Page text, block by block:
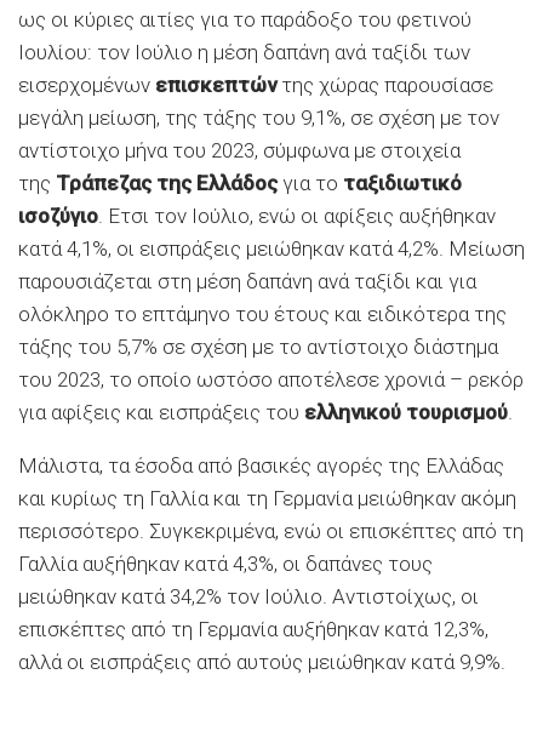
ως οι κύριες αιτίες για το παράδοξο του φετινού
Ιουλίου: τον Ιούλιο η μέση δαπάνη ανά ταξίδι των
εισερχομένων επισκεπτώντης χώρας παρουσίασε
μεγάλη μείωση, της τάξης του 9,1%, σε σχέση με τον
αντίστοιχο μήνα του 2023, σύμφωνα με στοιχεία
της Τράπεζας της Ελλάδοςγια το ταξιδιωτικό
ισοζύγιο . Ετσι τον Ιούλιο, ενώ οι αφίξεις αυξήθηκαν
κατά 4,1%, οι εισπράξεις μειώθηκαν κατά 4,2%. Μείωση
παρουσιάζεται στη μέση δαπάνη ανά ταξίδι και για
ολόκληρο το επτάμηνο του έτους και ειδικότερα της
τάξης του 5,7% σε σχέση με το αντίστοιχο διάστημα
του 2023, το οποίο ωστόσο αποτέλεσε χρονιά – ρεκόρ
για αφίξεις και εισπράξεις του ελληνικού τουρισμού
Μάλιστα, τα έσοδα από βασικές αγορές της Ελλάδας
και κυρίως τη Γαλλία και τη Γερμανία μειώθηκαν ακόμη
περισσότερο. Συγκεκριμένα, ενώ οι επισκέπτες από τη
Γαλλία αυξήθηκαν κατά 4,3%, οι δαπάνες τους
μειώθηκαν κατά 34,2% τον Ιούλιο. Αντιστοίχως, οι
επισκέπτες από τη Γερμανία αυξήθηκαν κατά 12,3%,
αλλά οι εισπράξεις από αυτούς μειώθηκαν κατά 9,9%.